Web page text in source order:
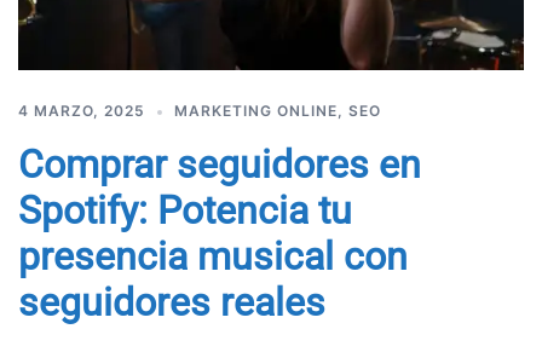
4 MARZO, 2025 MARKETING ONLINE, SEO
Comprar seguidores en
Spotify: Potencia tu
presencia musical con
seguidores reales